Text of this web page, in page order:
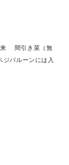
来 間引き菜（無
バルーンには入